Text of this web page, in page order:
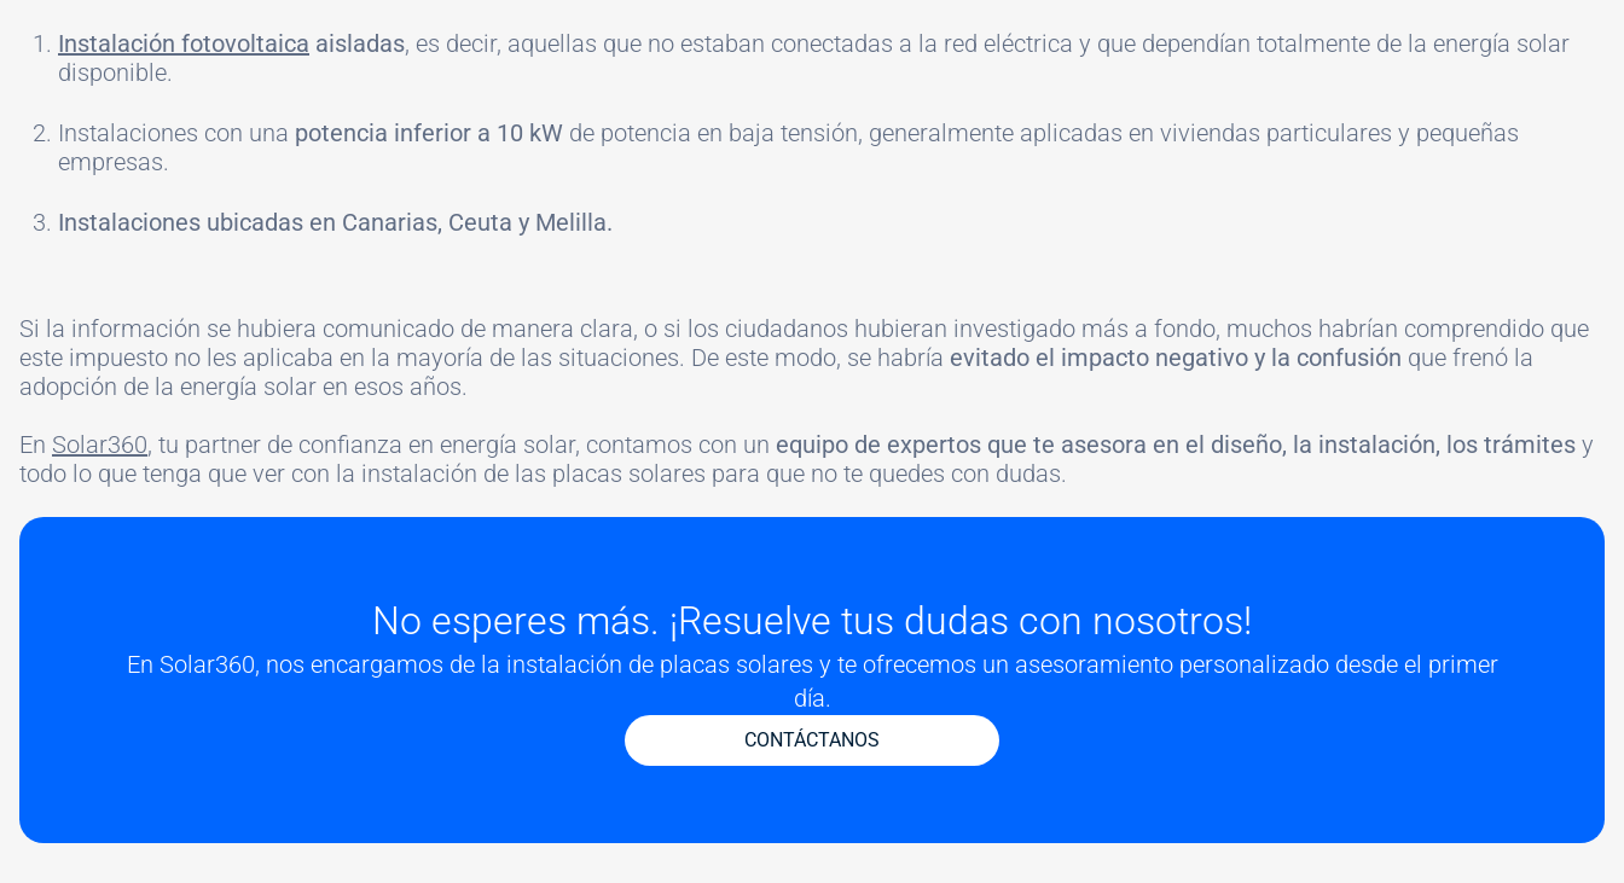
Instalación fotovoltaica aisladas, es decir, aquellas que no estaban conectadas a la red eléctrica y que dependían totalmente de la energía solar
disponible.
Instalaciones con una potencia inferior a 10 kW de potencia en baja tensión, generalmente aplicadas en viviendas particulares y pequeñas
empresas.
Instalaciones ubicadas en Canarias, Ceuta y Melilla.
Si la información se hubiera comunicado de manera clara, o si los ciudadanos hubieran investigado más a fondo, muchos habrían comprendido que
este impuesto no les aplicaba en la mayoría de las situaciones. De este modo, se habría evitado el impacto negativo y la confusión que frenó la
adopción de la energía solar en esos años.
En Solar360, tu partner de confianza en energía solar, contamos con un equipo de expertos que te asesora en el diseño, la instalación, los trámites y
todo lo que tenga que ver con la instalación de las placas solares para que no te quedes con dudas.
No esperes más. ¡Resuelve tus dudas con nosotros!
En Solar360, nos encargamos de la instalación de placas solares y te ofrecemos un asesoramiento personalizado desde el primer
día.
CONTÁCTANOS